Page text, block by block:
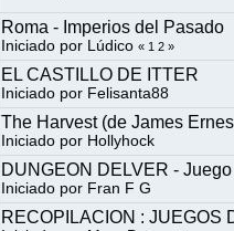
Roma - Imperios del Pasado
Iniciado por Lúdico « 1 2 »
EL CASTILLO DE ITTER
Iniciado por Felisanta88
The Harvest (de James
Iniciado por Hollyhock
DUNGEON DELVER -
Iniciado por Fran F G
RECOPILACION : JUEGOS